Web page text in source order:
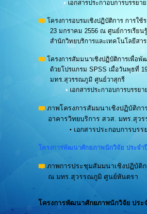
• เอกสารประกาอบการบรรยาย
โครงการอบรมเชิงปฏิบัติการ การใ
23 มกราคม 2556 ณ ศูนย์การเรียนรู้
สำนักวิทยบริการและเทคโนโลยีสา
โครงการสัมมนาเชิงปฏิบัติการเพื่อ
ด้วยโปรแกรม SPSS เมื่อวันพุธที่ 19
มทร.สุวรรณภูมิ ศูนย์วาสุกรี
• เอกสารประกาอบการบรรยา
ภาพโครงการสัมมนาเชิงปฏิบัติก
อาคารวิทยบริการ สวส. มทร.สุวร
• เอกสารประกอบการบรร
โครงการพัฒนาศักยภาพนักวิจัย ประจำ
ภาพการประชุมสัมมนาเชิงปฏิบัติ
ณ มทร.สุวรรณภูมิ ศูนย์หันตรา
โครงการพัฒนาศักยภาพนักวิจัย ประ